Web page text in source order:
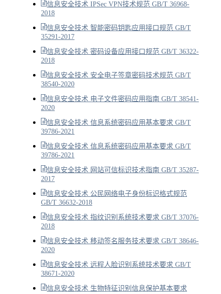
信息安全技术 IPSec VPN技术规范 GB/T 36968-
2018
信息安全技术 智能密码钥匙应用接口规范 GB/T
35291-2017
信息安全技术 密码设备应用接口规范 GB/T 36322-
2018
信息安全技术 安全电子签章密码技术规范 GB/T
38540-2020
信息安全技术 电子文件密码应用指南 GB/T 38541-
2020
信息安全技术 信息系统密码应用基本要求 GB/T
39786-2021
信息安全技术 信息系统密码应用基本要求 GB/T
39786-2021
信息安全技术 网站可信标识技术指南 GB/T 35287-
2017
信息安全技术 公民网络电子身份标识格式规范
GB/T 36632-2018
信息安全技术 指纹识别系统技术要求 GB/T 37076-
2018
信息安全技术 移动签名服务技术要求 GB/T 38646-
2020
信息安全技术 远程人脸识别系统技术要求 GB/T
38671-2020
信息安全技术 生物特征识别信息保护基本要求